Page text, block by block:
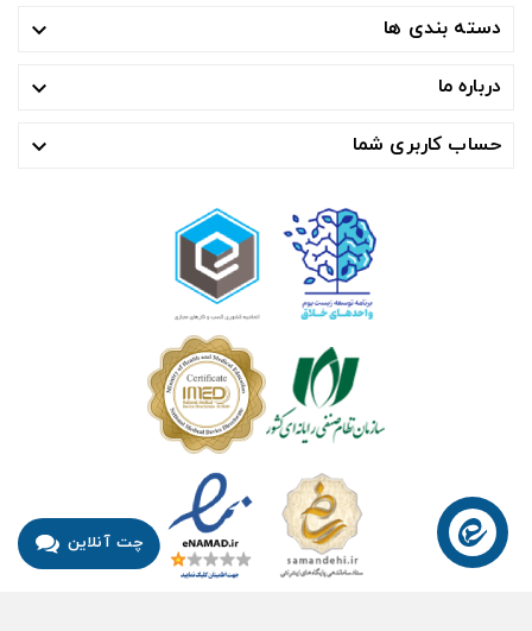
دسته بندی ها 
درباره ما 
حساب کاربری شما 
چت آنلاین